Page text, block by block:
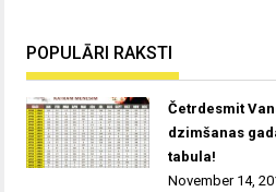
POPULĀRI RAKSTI
Četrdesmit
dzimšanas
tabula!
November 14,